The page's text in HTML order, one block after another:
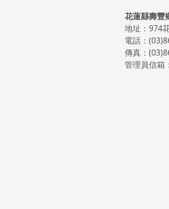
頁尾區
花蓮縣壽豐
地址：974
電話：
傳真：
管理員信箱